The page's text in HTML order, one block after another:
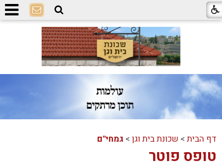
דף הבית > שכונת בית וגן >גמחי"ם
טופס פוטר